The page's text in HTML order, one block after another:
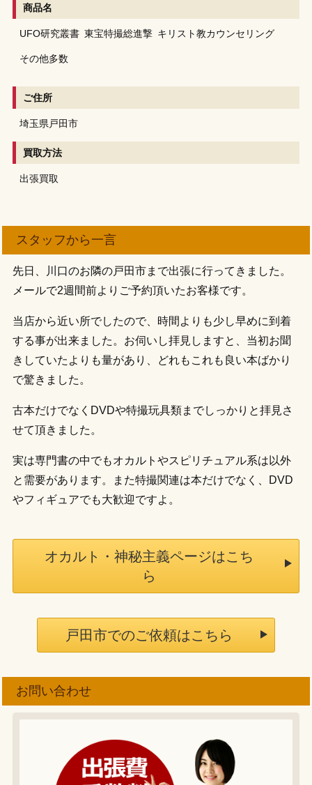
商品名
UFO研究叢書 東宝特撮総進撃 キリスト教カウンセリング
その他多数
ご住所
埼玉県戸田市
買取方法
出張買取
スタッフから一言
先日、川口のお隣の戸田市まで出張に行ってきました。
メールで2週間前よりご予約頂いたお客様です。
当店から近い所でしたので、時間よりも少し早めに到着
する事が出来ました。お伺いし拝見しますと、当初お聞
きしていたよりも量があり、どれもこれも良い本ばかり
で驚きました。
古本だけでなくDVDや特撮玩具類までしっかりと拝見さ
せて頂きました。
実は専門書の中でもオカルトやスピリチュアル系は以外
と需要があります。また特撮関連は本だけでなく、DVD
やフィギュアでも大歓迎ですよ。
オカルト・神秘主義ページはこち
ら
戸田市でのご依頼はこちら
お問い合わせ